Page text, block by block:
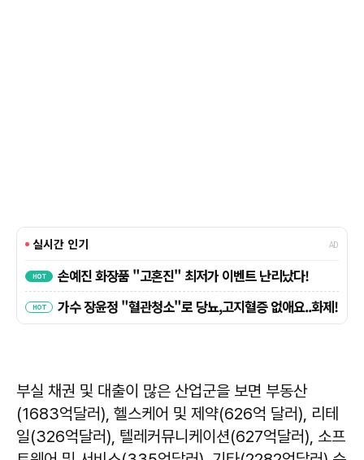
부실 채권 및 대출이 많은 산업군을 보면 부동산
(1683억달러), 헬스케어 및 제약(626억 달러), 리테
일(326억달러), 텔레커뮤니케이션(627억달러), 소프